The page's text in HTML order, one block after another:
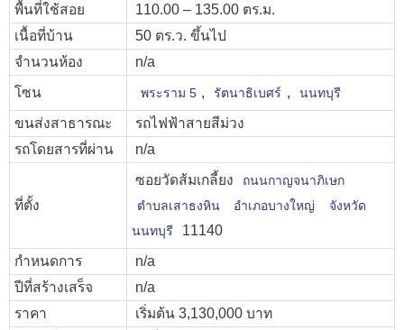
พื้นที่ใช้สอย
110.00 – 135.00 ตร.ม.
เนื้อที่บ้าน
50 ตร.ว. ขึ้นไป
จำนวนห้อง
n/a
โซน
พระราม 5 , รัตนาธิเบศร์ , นนทบุรี
ขนส่งสาธารณะ
รถไฟฟ้าสายสีม่วง
รถโดยสารที่ผ่าน
n/a
ที่ตั้ง
ซอยวัดส้มเกลี้ยง
ถนนกาญจนาภิเษก
ตำบลเสาธงหิน
อำเภอบางใหญ่
จังหวัด
นนทบุรี
11140
กำหนดการ
n/a
ปีที่สร้างเสร็จ
n/a
ราคา
เริ่มต้น 3,130,000 บาท